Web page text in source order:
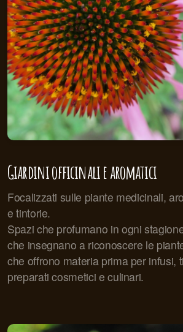
Giardini officinali e aromatici
Focalizzati sulle piante medicinali,
e tintorie.
Spazi che profumano in ogni
che insegnano a riconoscere le
che offrono materia prima per infusi,
preparati cosmetici e culinari.